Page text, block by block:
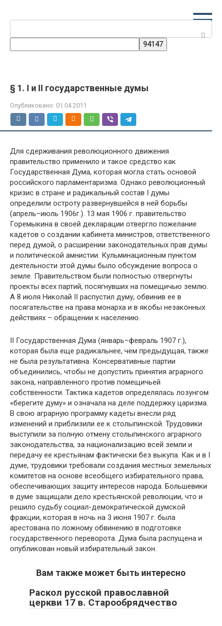
§ 1. I и II государственные думы
Опубликовано: 01.04.2011
Для сдерживания революционного движения
правительство применило и такое средство как
Государственная Дума, которая могла стать основой
российского парламентаризма. Однако революционный
кризис в стране и радикальный состав I думы
определили остроту развернувшейся в ней борьбы
(апрель–июль 1906г.). 13 мая 1906 г. правительство
Горемыкина в своей декларации отвергло пожелание
кадетов о создании кабинета министров, ответственного
перед думой, о расширении законодательных прав думы
и политической амнистии. Кульминационным пунктом
деятельности этой думы было обсуждение вопроса о
земле. Правительством были полностью отвергнуты
проекты всех партий, посягнувших на помещичью землю.
А 8 июля Николай II распустил думу, обвинив ее в
посягательстве на права монарха и в якобы незаконных
действиях – обращении к населению.
II Государственная Дума (январь–февраль 1907 г.),
которая была еще радикальнее, чем предыдущая, также
не была результативна. Консервативные партии
объединились, чтобы не допустить принятия аграрного
закона, направленного против помещичьей
собственности. Тактика кадетов определялась лозунгом
«берегите думу» и означала на деле поддержку царизма.
В свою аграрную программу кадеты внесли ряд
изменений и приблизили ее к столыпинской. Трудовики
выступили за полную отмену столыпинского аграрного
законодательства, за национализацию всей земли и
передачу ее крестьянам фактически без выкупа. Как и в I
думе, трудовики требовали создания местных земельных
комитетов на основе всеобщего избирательного права,
обеспечивающих защиту интересов народа. Большевики
в думе защищали дело крестьянской революции, что и
решило судьбу социал-демократической думской
фракции, которая в ночь на 3 июня 1907 г. была
арестована по ложному обвинению в подготовке
государственного переворота. Дума была распущена и
опубликован новый избирательный закон.
Вам также может быть интересно
Раскол русской православной
церкви 17 в. Старообрядчество